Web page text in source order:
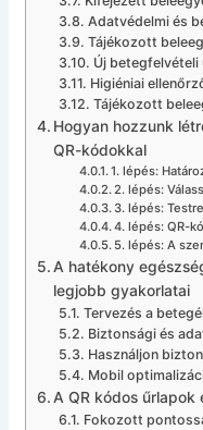
Adatvédelmi és
Tájékozott
Új betegfelvételi
Higiéniai
Tájékozott
Hogyan hozzunk
QR-kódokkal
1. lépés:
2. lépés:
3. lépés:
4. lépés: QR-
5. lépés: A
A hatékony
legjobb gyakorlatai
Tervezés a
Biztonsági és
Használjon
Mobil
A QR kódos
Fokozott